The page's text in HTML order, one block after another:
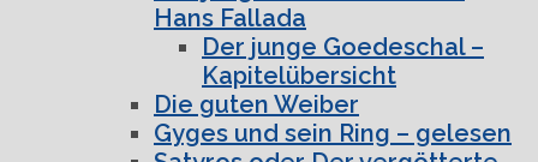
Hans Fallada
Der junge Goedeschal –
Kapitelübersicht
Die guten Weiber
Gyges und sein Ring – gelesen